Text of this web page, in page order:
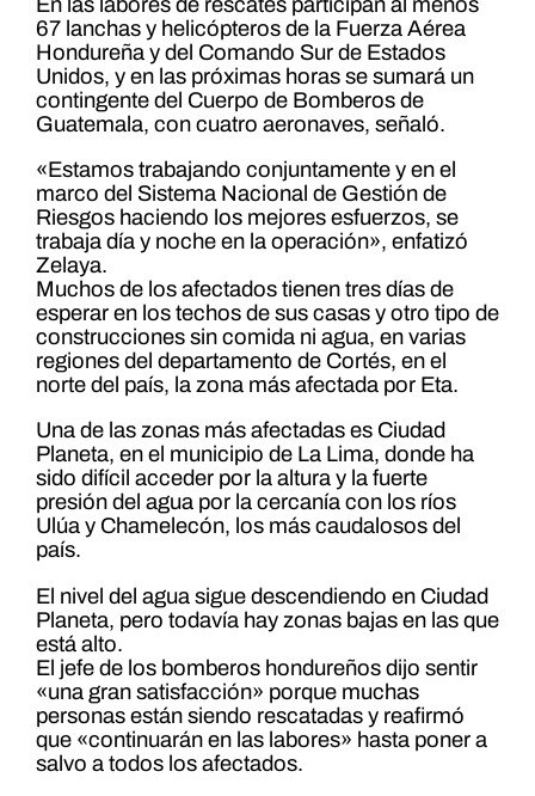
67 lanchas y helicópteros de la Fuerza Aérea
Hondureña y del Comando Sur de Estados
Unidos, y en las próximas horas se sumará un
contingente del Cuerpo de Bomberos de
Guatemala, con cuatro aeronaves, señaló.
«Estamos trabajando conjuntamente y en el
marco del Sistema Nacional de Gestión de
Riesgos haciendo los mejores esfuerzos, se
trabaja día y noche en la operación», enfatizó
Zelaya.
Muchos de los afectados tienen tres días de
esperar en los techos de sus casas y otro tipo de
construcciones sin comida ni agua, en varias
regiones del departamento de Cortés, en el
norte del país, la zona más afectada por Eta.
Una de las zonas más afectadas es Ciudad
Planeta, en el municipio de La Lima, donde ha
sido difícil acceder por la altura y la fuerte
presión del agua por la cercanía con los ríos
Ulúa y Chamelecón, los más caudalosos del
país.
El nivel del agua sigue descendiendo en Ciudad
Planeta, pero todavía hay zonas bajas en las que
está alto.
El jefe de los bomberos hondureños dijo sentir
«una gran satisfacción» porque muchas
personas están siendo rescatadas y reafirmó
que «continuarán en las labores» hasta poner a
salvo a todos los afectados.